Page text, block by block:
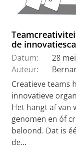
de
Datum:
28
Auteur:
Creatieve teams
innovatieve
Het hangt af van
genomen en óf
beloond. Dat is
de...